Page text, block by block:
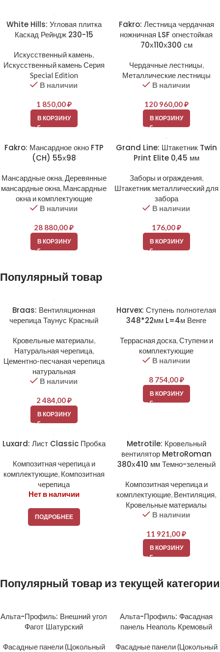
White Hills: Угловая плитка
Каскад Рейндж 230-15
Искусственный камень,
Искусственный камень Серия
Special Edition
В наличии
1 850,00₽
В КОРЗИНУ
Fakro: Лестница чердачная
ножничная LSF огнестойкая
70х110х300 см
Чердачные лестницы,
Металлические лестницы
В наличии
120 960,00₽
В КОРЗИНУ
Fakro: Мансардное окно FTP
(CH) 55х98
Мансардные окна,Деревянные
мансардные окна, Мансардные
окна и комплектующие
В наличии
28 880,00₽
В КОРЗИНУ
Grand Line: Штакетник Twin
Print Elite 0,45 мм
Заборы и ограждения,
Штакетник металлический для
забора
В наличии
176,00₽
В КОРЗИНУ
Популярный товар
Braas: Вентиляционная
черепица Таунус Красный
Кровельные материалы,
Натуральная черепица,
Цементно-песчаная черепица
натуральная
В наличии
2 484,00₽
В КОРЗИНУ
Harvex: Ступень полнотелая
348*22мм L=4м Венге
Террасная доска,Ступени и
комплектующие
В наличии
8 754,00₽
В КОРЗИНУ
Luxard: Лист Classic Пробка
Композитная черепица и
комплектующие, Композитная
черепица
Нет в наличии
ПОДРОБНЕЕ
Metrotile: Кровельный
вентилятор MetroRoman
380х410 мм Темно-зеленый
Композитная черепица и
комплектующие, Вентиляция,
Кровельные материалы
В наличии
11 921,00₽
В КОРЗИНУ
Популярный товар из текущей категории
Альта-Профиль: Внешний угол
Фагот Шатурский
Фасадные панели (Цокольный
Альта-Профиль: Фасадная
панель Неаполь Кремовый
Фасадные панели (Цокольный